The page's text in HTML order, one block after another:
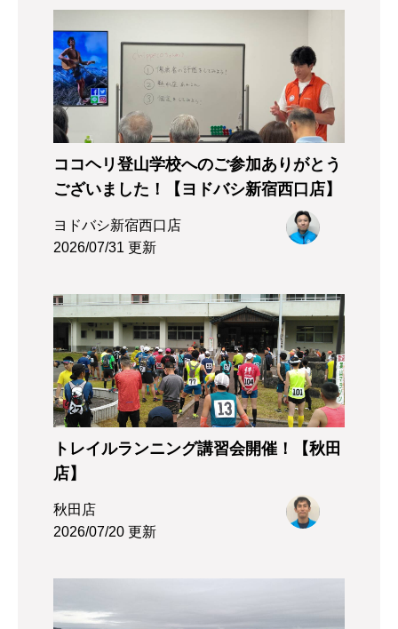
ココヘリ登山学校へのご参加ありがとう
ございました！【ヨドバシ新宿西口店】
ヨドバシ新宿西口店
2026/07/31 更新
トレイルランニング講習会開催！【秋田
店】
秋田店
2026/07/20 更新